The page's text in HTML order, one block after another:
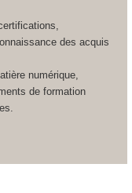
des acquis
numérique,
de formation